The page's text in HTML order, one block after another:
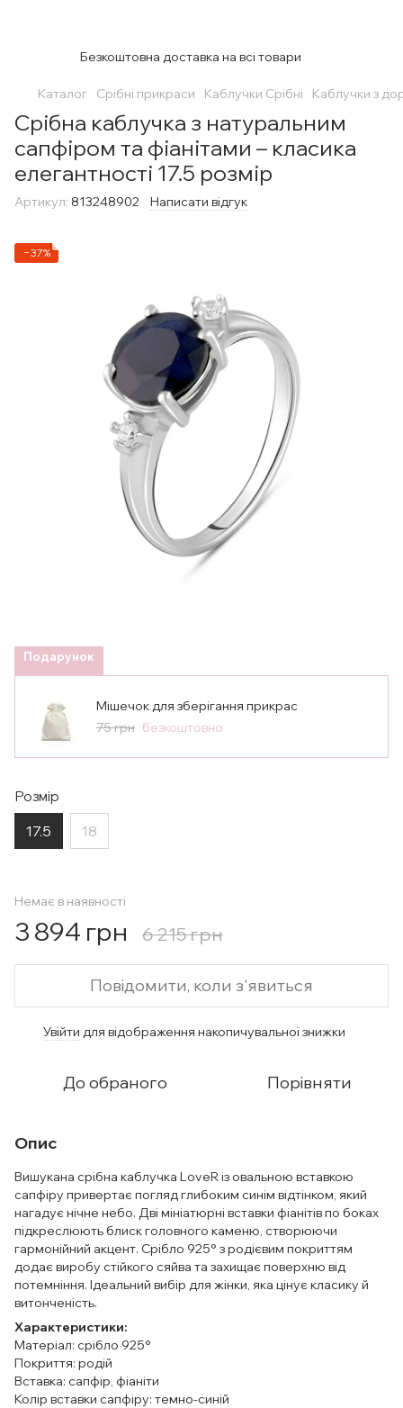
Безкоштовна доставка на всі товари
Каталог Срібні прикраси Каблучки Срібні Каблучки з
Срібна каблучка з натуральним
сапфіром та фіанітами – класика
елегантності 17.5 розмір
Артикул: 813248902 Написати відгук
−37%
Подарунок
Мішечок для зберігання прикрас
75 грн безкоштовно
Розмір
17.5 18
Немає в наявності
3 894 грн 6 215 грн
Повідомити, коли з'явиться
Увійти для відображення накопичувальної знижки
До обраного Порівняти
Опис
Вишукана срібна каблучка LoveR із овальною вставкою
сапфіру привертає погляд глибоким синім відтінком, який
нагадує нічне небо. Дві мініатюрні вставки фіанітів по боках
підкреслюють блиск головного каменю, створюючи
гармонійний акцент. Срібло 925° з родієвим покриттям
додає виробу стійкого сяйва та захищає поверхню від
потемніння. Ідеальний вибір для жінки, яка цінує класику й
витонченість.
Характеристики:
Матеріал: срібло 925°
Покриття: родій
Вставка: сапфір, фіаніти
Колір вставки сапфіру: темно-синій